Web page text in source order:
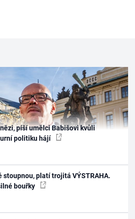
píší umělci Babišovi kvůli
politiku hájí
stoupnou, platí trojitá VÝSTRAHA.
bouřky